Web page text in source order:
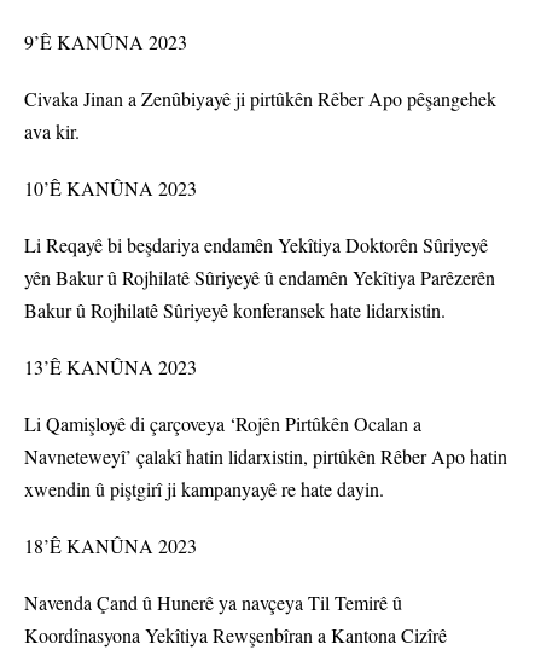
9’Ê KANÛNA 2023
Civaka Jinan a Zenûbiyayê ji pirtûkên Rêber Apo pêşangehek
ava kir.
10’Ê KANÛNA 2023
Li Reqayê bi beşdariya endamên Yekîtiya Doktorên Sûriyeyê
yên Bakur û Rojhilatê Sûriyeyê û endamên Yekîtiya Parêzerên
Bakur û Rojhilatê Sûriyeyê konferansek hate lidarxistin.
13’Ê KANÛNA 2023
Li Qamişloyê di çarçoveya ‘Rojên Pirtûkên Ocalan a
Navneteweyî’ çalakî hatin lidarxistin, pirtûkên Rêber Apo hatin
xwendin û piştgirî ji kampanyayê re hate dayin.
18’Ê KANÛNA 2023
Navenda Çand û Hunerê ya navçeya Til Temirê û
Koordînasyona Yekîtiya Rewşenbîran a Kantona Cizîrê